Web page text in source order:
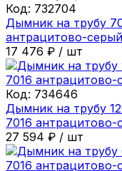
Код: 732704
Дымник на трубу
антрацитово-серый
17 476 ₽ / шт
Код: 734646
Дымник на трубу
7016 антрацитово-
27 594 ₽ / шт